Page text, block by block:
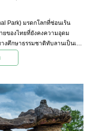
Park) มรดกโลกที่ซ่อนเร้น
ของไทยที่ยังคงความอุดม
ศึกษาธรรมชาติทับลานเป็นเส้น
ไป นักท่องเที่ยวจะได้พบกับป่าที่
นาชนิด และสัมผัสอากาศ